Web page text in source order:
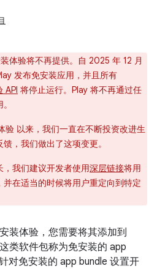
体验将不再提供。自 2025 年 12 月
发布免安装应用，并且所有
API 将停止运行。Play 将不再通过任
验 以来，我们一直在不断投资改进生
，我们做出了这项变更。
我们建议开发者使用深层链接将用
在适当的时候将用户重定向到特定
装体验，您需要将其添加到
类软件包称为免安装的 app
对免安装的 app bundle 设置开